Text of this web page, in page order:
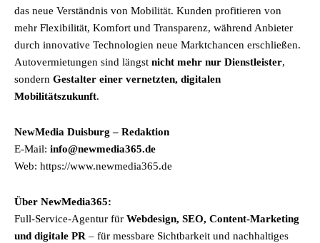
das neue Verständnis von Mobilität. Kunden profitieren von
mehr Flexibilität, Komfort und Transparenz, während Anbieter
durch innovative Technologien neue Marktchancen erschließen.
Autovermietungen sind längst nicht mehr nur Dienstleister,
sondern Gestalter einer vernetzten, digitalen
Mobilitätszukunft.
NewMedia Duisburg – Redaktion
E-Mail: info@newmedia365.de
Web: https://www.newmedia365.de
Über NewMedia365:
Full-Service-Agentur für Webdesign, SEO, Content-Marketing
und digitale PR – für messbare Sichtbarkeit und nachhaltiges